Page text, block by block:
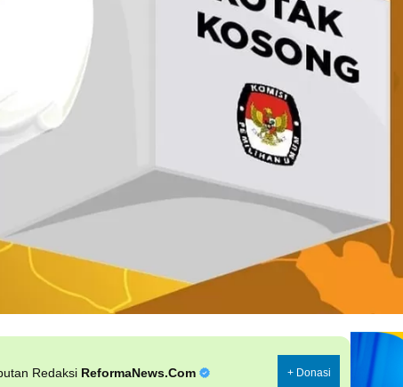
Redaksi ReformaNews.Com + Donasi